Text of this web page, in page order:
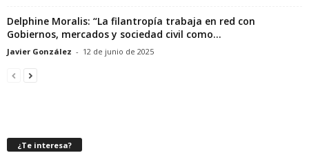
Delphine Moralis: “La filantropía trabaja en red con
Gobiernos, mercados y sociedad civil como...
Javier González - 12 de junio de 2025
¿Te interesa?